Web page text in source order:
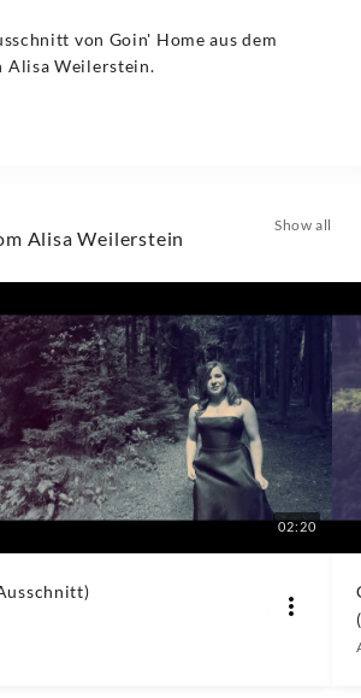
von Goin' Home aus dem
Alisa Weilerstein.
Alisa Weilerstein
Show all
02:20